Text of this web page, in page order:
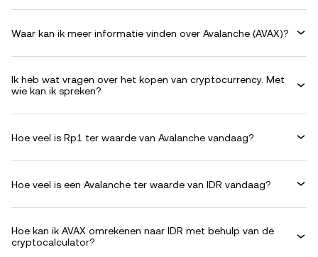
Waar kan ik meer informatie vinden over Avalanche (AVAX)?
Ik heb wat vragen over het kopen van cryptocurrency. Met
wie kan ik spreken?
Hoe veel is Rp1 ter waarde van Avalanche vandaag?
Hoe veel is een Avalanche ter waarde van IDR vandaag?
Hoe kan ik AVAX omrekenen naar IDR met behulp van de
cryptocalculator?